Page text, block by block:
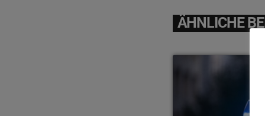
ÄHNLICHE